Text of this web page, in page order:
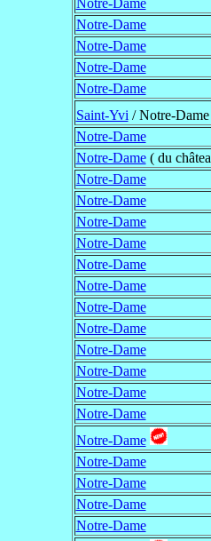
Notre-Dame
Notre-Dame
Notre-Dame
Notre-Dame
Notre-Dame
Saint-Yvi / Notre-Dame
Notre-Dame
Notre-Dame( du
Notre-Dame
Notre-Dame
Notre-Dame
Notre-Dame
Notre-Dame
Notre-Dame
Notre-Dame
Notre-Dame
Notre-Dame
Notre-Dame
Notre-Dame
Notre-Dame
Notre-Dame
Notre-Dame
Notre-Dame
Notre-Dame
Notre-Dame